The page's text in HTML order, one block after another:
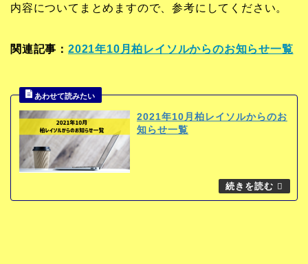
内容についてまとめますので、参考にしてください。
関連記事： 2021年10月柏レイソルからのお知らせ一覧
2021年10月柏レイソルからのお
知らせ一覧